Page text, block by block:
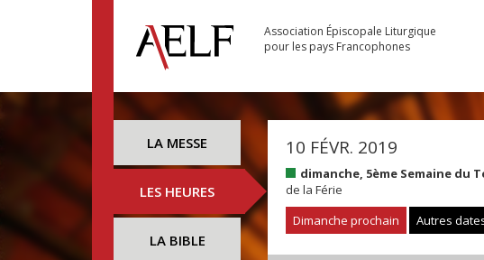
Association Épiscopale Liturgique
pour les pays Francophones
LA MESSE
LES HEURES
LA BIBLE
10 FÉVR. 2019
dimanche, 5ème Semaine du
de la Férie
Dimanche prochain
Autres